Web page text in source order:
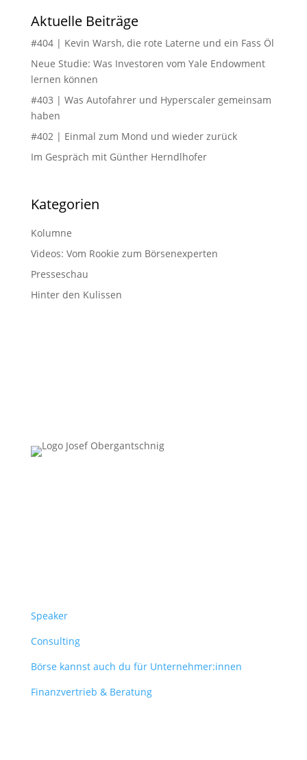
Aktuelle Beiträge
#404 | Kevin Warsh, die rote Laterne und ein Fass Öl
Neue Studie: Was Investoren vom Yale Endowment
lernen können
#403 | Was Autofahrer und Hyperscaler gemeinsam
haben
#402 | Einmal zum Mond und wieder zurück
Im Gespräch mit Günther Herndlhofer
Kategorien
Kolumne
Videos: Vom Rookie zum Börsenexperten
Presseschau
Hinter den Kulissen
Speaker
Consulting
Börse kannst auch du für Unternehmer:innen
Finanzvertrieb & Beratung